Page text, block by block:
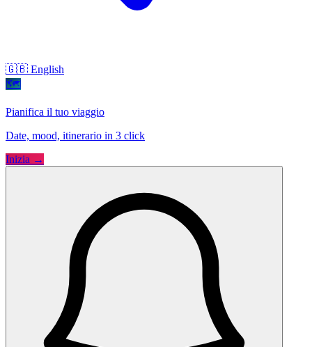
🇬🇧 English
🗺
Pianifica il tuo viaggio
Date, mood, itinerario in 3 click
Inizia →